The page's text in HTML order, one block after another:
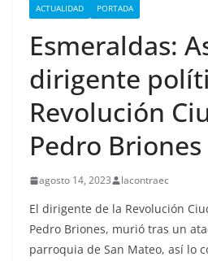
ACTUALIDAD PORTADA
Esmeraldas:
dirigente
Revolución
Pedro Briones
agosto 14, 2023 lacontraec
El dirigente de la Revolución
Pedro Briones, murió tras un
parroquia de San Mateo, así lo